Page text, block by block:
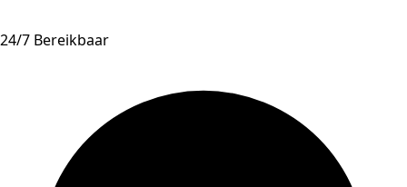
24/7 Bereikbaar